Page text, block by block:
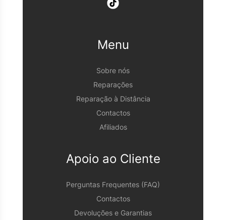
Menu
Sobre nós
Reparações
Reparação à Distância
Contactos
Afiliados
Apoio ao Cliente
Perguntas Frequentes (FAQ)
Contactos
Devoluções e Garantias